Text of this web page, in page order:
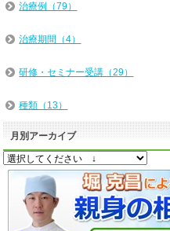
治療例（79）
治療期間（4）
研修・セミナー受講（29）
種類（13）
月別アーカイブ